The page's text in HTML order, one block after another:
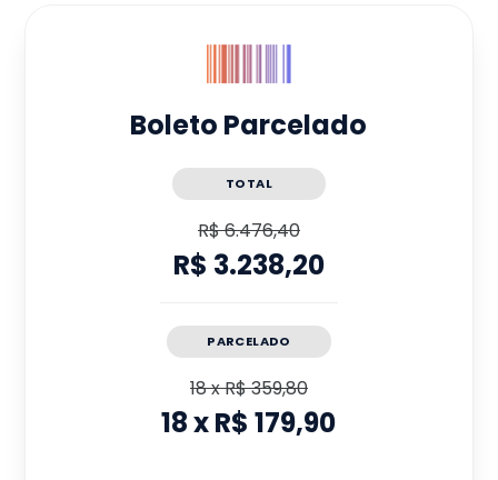
Boleto Parcelado
TOTAL
R$ 6.476,40
R$ 3.238,20
PARCELADO
18xR$ 359,80
18xR$ 179,90